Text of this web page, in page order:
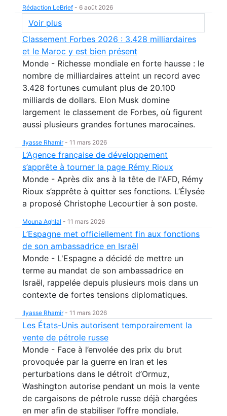
Rédaction LeBrief - 6 août 2026
Voir plus
Classement Forbes 2026 : 3.428 milliardaires
et le Maroc y est bien présent
Monde - Richesse mondiale en forte hausse : le
nombre de milliardaires atteint un record avec
3.428 fortunes cumulant plus de 20.100
milliards de dollars. Elon Musk domine
largement le classement de Forbes, où figurent
aussi plusieurs grandes fortunes marocaines.
Ilyasse Rhamir- 11 mars 2026
L’Agence française de développement
s’apprête à tourner la page Rémy Rioux
Monde - Après dix ans à la tête de l'AFD, Rémy
Rioux s’apprête à quitter ses fonctions. L’Élysée
a proposé Christophe Lecourtier à son poste.
Mouna Aghlal - 11 mars 2026
L’Espagne met officiellement fin aux fonctions
de son ambassadrice en Israël
Monde - L'Espagne a décidé de mettre un
terme au mandat de son ambassadrice en
Israël, rappelée depuis plusieurs mois dans un
contexte de fortes tensions diplomatiques.
Ilyasse Rhamir- 11 mars 2026
Les États-Unis autorisent temporairement la
vente de pétrole russe
Monde - Face à l’envolée des prix du brut
provoquée par la guerre en Iran et les
perturbations dans le détroit d’Ormuz,
Washington autorise pendant un mois la vente
de cargaisons de pétrole russe déjà chargées
en mer afin de stabiliser l’offre mondiale.